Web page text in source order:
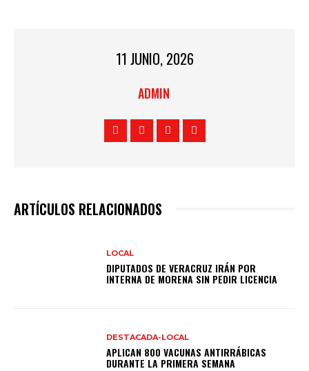
11 JUNIO, 2026
ADMIN
ARTÍCULOS RELACIONADOS
LOCAL
DIPUTADOS DE VERACRUZ IRÁN POR
INTERNA DE MORENA SIN PEDIR LICENCIA
DESTACADA-LOCAL
APLICAN 800 VACUNAS ANTIRRÁBICAS
DURANTE LA PRIMERA SEMANA